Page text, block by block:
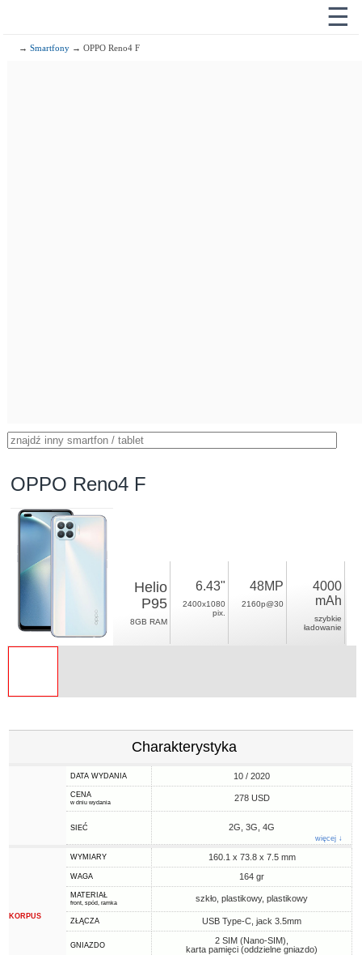
☰
→Smartfony → OPPO Reno4 F
OPPO Reno4 F
Helio
P95
8GB RAM
6.43"
2400x1080
pix.
48MP
2160p@30
4000
mAh
szybkie
ładowanie
Charakterystyka
DATA WYDANIA 10 / 2020
CENA
w dniu wydania 278 USD
SIEĆ 2G, 3G, 4G
więcej ↓
KORPUS
WYMIARY 160.1 x 73.8 x 7.5 mm
WAGA 164 gr
MATERIAŁ
front, spód, ramka szkło, plastikowy, plastikowy
ZŁĄCZA USB Type-C, jack 3.5mm
GNIAZDO
2 SIM (Nano-SIM),
karta pamięci (oddzielne gniazdo)